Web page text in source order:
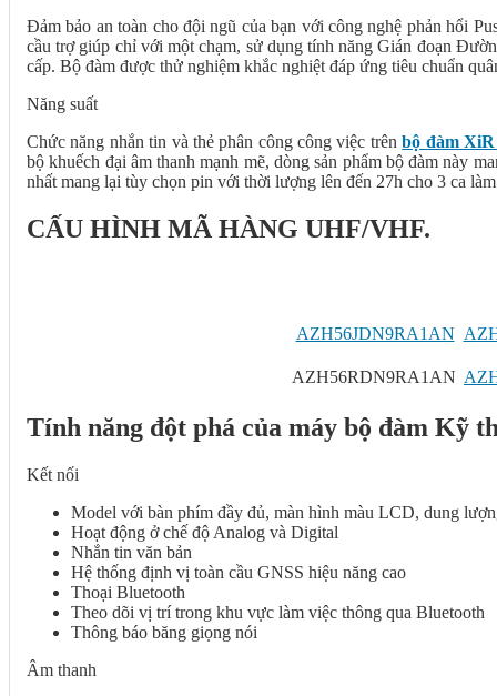
Đảm bảo an toàn cho đội ngũ của bạn với công nghệ phản hổi
cầu trợ giúp chỉ với một chạm, sử dụng tính năng Gián đoạn
cấp. Bộ đàm được thử nghiệm khắc nghiệt đáp ứng tiêu chuẩn
Năng suất
Chức năng nhắn tin và thẻ phân công công việc trên bộ đàm XiR
bộ khuếch đại âm thanh mạnh mẽ, dòng sản phẩm bộ đàm này
nhất mang lại tùy chọn pin với thời lượng lên đến 27h cho 3 ca
CẤU HÌNH MÃ HÀNG UHF/VHF.
AZH56JDN9RA1AN
AZH56RDN9RA1AN
Tính năng đột phá của máy bộ đàm Kỹ
Kết nối
Model với bàn phím đầy đủ, màn hình màu LCD, dung
Hoạt động ở chế độ Analog và Digital
Nhắn tin văn bản
Hệ thống định vị toàn cầu GNSS hiệu năng cao
Thoại Bluetooth
Theo dõi vị trí trong khu vực làm việc thông qua Bluetooth
Thông báo băng giọng nói
Âm thanh